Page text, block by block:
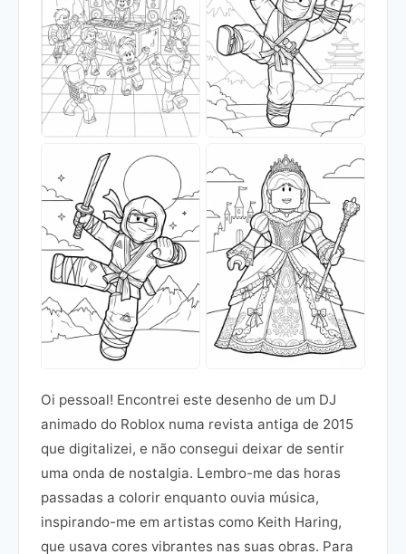
Oi pessoal! Encontrei este desenho de um DJ
animado do Roblox numa revista antiga de 2015
que digitalizei, e não consegui deixar de sentir
uma onda de nostalgia. Lembro-me das horas
passadas a colorir enquanto ouvia música,
inspirando-me em artistas como Keith Haring,
que usava cores vibrantes nas suas obras. Para